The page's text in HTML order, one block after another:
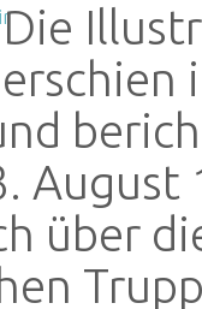
Die
erschien
August
über